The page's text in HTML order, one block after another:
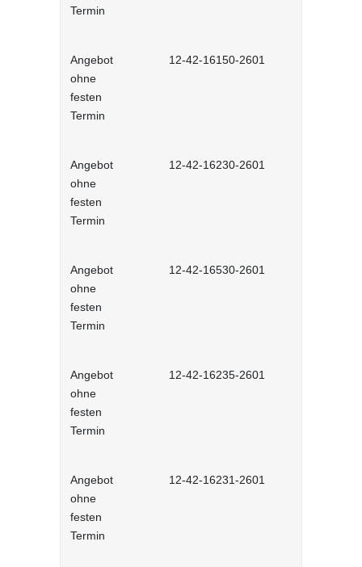
Termin
Angebot
ohne
festen
Termin
12-42-16150-2601
Angebot
ohne
festen
Termin
12-42-16230-2601
Angebot
ohne
festen
Termin
12-42-16530-2601
Angebot
ohne
festen
Termin
12-42-16235-2601
Angebot
ohne
festen
Termin
12-42-16231-2601